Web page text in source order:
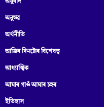
অনুভৱ
অৰ্থনীতি
আজিৰ দিনটোৰ বিশেষত্ব
আধ্যাত্মিক
আমাৰ গাওঁ আমাৰ চহৰ
ইতিহাস